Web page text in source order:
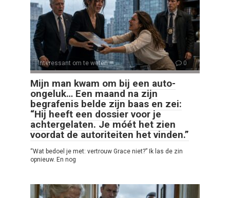
Interessant om te weten 0
Mijn man kwam om bij een auto-
ongeluk… Een maand na zijn
begrafenis belde zijn baas en zei:
“Hij heeft een dossier voor je
achtergelaten. Je móét het zien
voordat de autoriteiten het vinden.”
“Wat bedoel je met: vertrouw Grace niet?” Ik las de zin
opnieuw. En nog